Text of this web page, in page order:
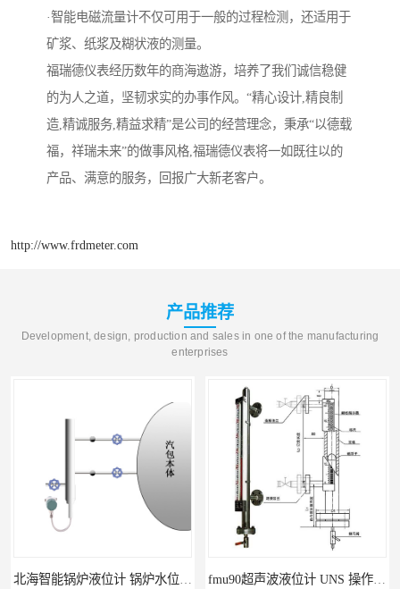
·智能电磁流量计不仅可用于一般的过程检测，还适用于
矿浆、纸浆及糊状液的测量。
福瑞德仪表经历数年的商海遨游，培养了我们诚信稳健
的为人之道，坚韧求实的办事作风。“精心设计,精良制
造,精诚服务,精益求精”是公司的经营理念，秉承“以德载
福，祥瑞未来”的做事风格,福瑞德仪表将一如既往以的
产品、满意的服务，回报广大新老客户。
http://www.frdmeter.com
产品推荐
Development, design, production and sales in one of the manufacturing
enterprises